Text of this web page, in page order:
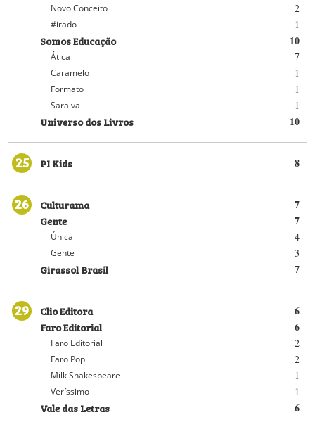
2
Novo Conceito
1
#irado
10
Somos Educação
7
Ática
1
Caramelo
1
Formato
1
Saraiva
10
Universo dos Livros
25 8
PI Kids
26 7
Culturama
7
Gente
4
Única
3
Gente
7
Girassol Brasil
29 6
Clio Editora
6
Faro Editorial
2
Faro Editorial
2
Faro Pop
1
Milk Shakespeare
1
Veríssimo
6
Vale das Letras